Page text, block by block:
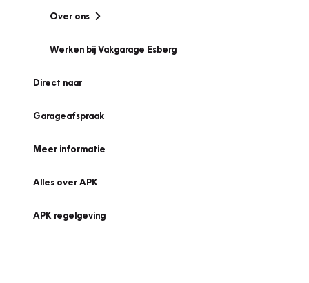
Over ons
Werken bij Vakgarage Esberg
Direct naar
Garageafspraak
Meer informatie
Alles over APK
APK regelgeving